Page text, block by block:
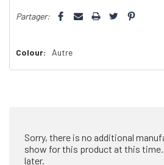
Partager:
Colour: Autre
Sorry, there is no additional
show for this product at this time.
later.